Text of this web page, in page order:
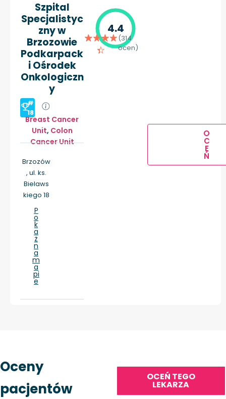
Szpital
Specjalistyc
zny w
Brzozowie
Podkarpack
i Ośrodek
Onkologiczn
y
#
18
Breast Cancer
Unit, Colon
Cancer Unit
Brzozów
, ul. ks.
Bielaws
kiego 18
P
o
k
a
ż
n
a
m
a
pi
e
4.4
(314
ocen)
O
C
E
Ń
Oceny
pacjentów
OCEŃ TEGO
LEKARZA